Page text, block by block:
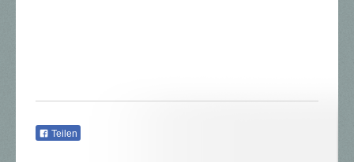
Teilen